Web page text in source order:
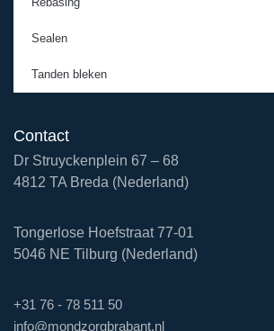
Sealen
Tanden bleken
Contact
Dr Struyckenplein 67 – 68
4812 TA Breda (Nederland)
Tongerlose Hoefstraat 77-01
5046 NE Tilburg (Nederland)
+31 76 - 78 511 50
info@mondzorgbrabant.nl